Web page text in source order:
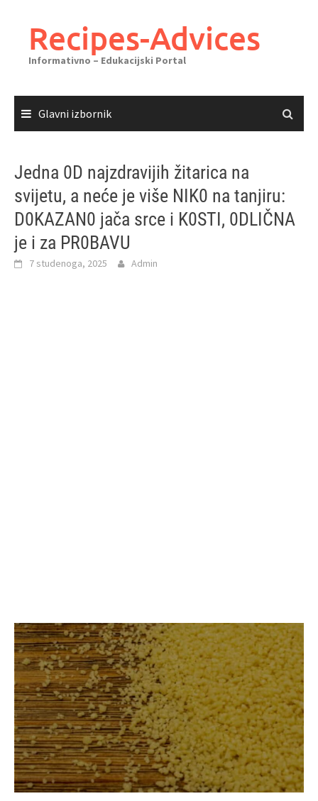
sadržajaRecipes-Advices
Informativno – Edukacijski Portal
Glavni izbornik
Jedna 0D najzdravijih žitarica na
svijetu, a neće je više NIK0 na tanjiru:
D0KAZAN0 jača srce i K0STI, 0DLIČNA
je i za PR0BAVU
7 studenoga, 2025 Admin